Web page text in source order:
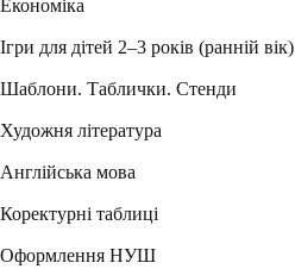
Економіка
Ігри для дітей 2–3 років (ранній вік)
Шаблони. Таблички. Стенди
Художня література
Англійська мова
Коректурні таблиці
Оформлення НУШ